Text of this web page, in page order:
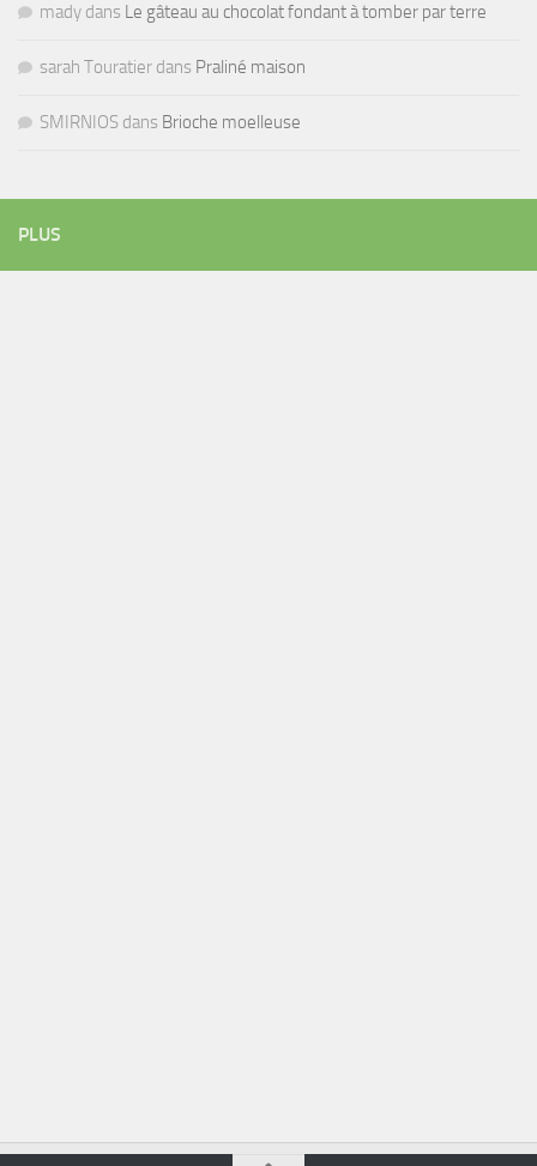
mady dans Le gâteau au chocolat fondant à tomber par terre
sarah Touratier dans Praliné maison
SMIRNIOS dans Brioche moelleuse
PLUS